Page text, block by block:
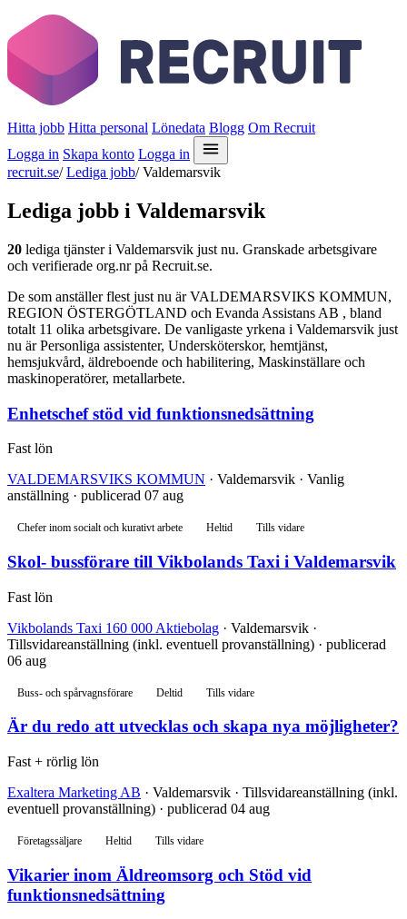
Hitta jobb Hitta personal Lönedata Blogg Om Recruit
Logga in Skapa konto Logga in
recruit.se/ Lediga jobb/ Valdemarsvik
Lediga jobb i Valdemarsvik
20 lediga tjänster i Valdemarsvik just nu. Granskade arbetsgivare
och verifierade org.nr på Recruit.se.
De som anställer flest just nu är VALDEMARSVIKS KOMMUN,
REGION ÖSTERGÖTLAND och Evanda Assistans AB , bland
totalt 11 olika arbetsgivare. De vanligaste yrkena i Valdemarsvik just
nu är Personliga assistenter, Undersköterskor, hemtjänst,
hemsjukvård, äldreboende och habilitering, Maskinställare och
maskinoperatörer, metallarbete.
Enhetschef stöd vid funktionsnedsättning
Fast lön
VALDEMARSVIKS KOMMUN · Valdemarsvik · Vanlig
anställning · publicerad 07 aug
Chefer inom socialt och kurativt arbete Heltid Tills vidare
Skol- bussförare till Vikbolands Taxi i Valdemarsvik
Fast lön
Vikbolands Taxi 160 000 Aktiebolag · Valdemarsvik ·
Tillsvidareanställning (inkl. eventuell provanställning) · publicerad
06 aug
Buss- och spårvagnsförare Deltid Tills vidare
Är du redo att utvecklas och skapa nya möjligheter?
Fast + rörlig lön
Exaltera Marketing AB · Valdemarsvik · Tillsvidareanställning (inkl.
eventuell provanställning) · publicerad 04 aug
Företagssäljare Heltid Tills vidare
Vikarier inom Äldreomsorg och Stöd vid
funktionsnedsättning